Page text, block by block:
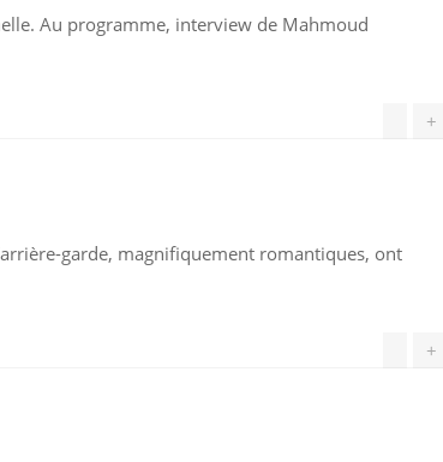
Au programme, interview de Mahmoud
+
garde, magnifiquement romantiques, ont
+